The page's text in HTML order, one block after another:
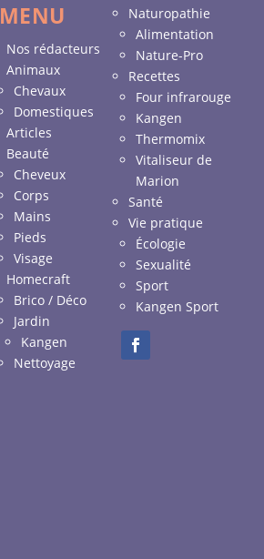
MENU
Nos rédacteurs
Animaux
Chevaux
Domestiques
Articles
Beauté
Cheveux
Corps
Mains
Pieds
Visage
Homecraft
Brico / Déco
Jardin
Kangen
Nettoyage
Naturopathie
Alimentation
Nature-Pro
Recettes
Four infrarouge
Kangen
Thermomix
Vitaliseur de
Marion
Santé
Vie pratique
Écologie
Sexualité
Sport
Kangen Sport